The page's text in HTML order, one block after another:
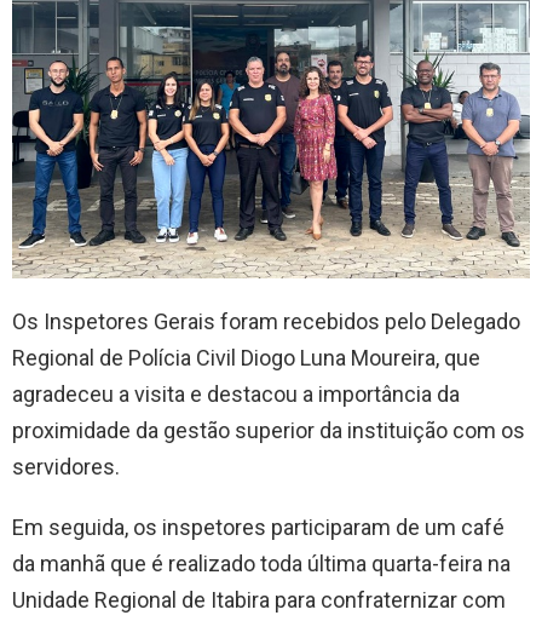
Os Inspetores Gerais foram recebidos pelo Delegado
Regional de Polícia Civil Diogo Luna Moureira, que
agradeceu a visita e destacou a importância da
proximidade da gestão superior da instituição com os
servidores.
Em seguida, os inspetores participaram de um café
da manhã que é realizado toda última quarta-feira na
Unidade Regional de Itabira para confraternizar com